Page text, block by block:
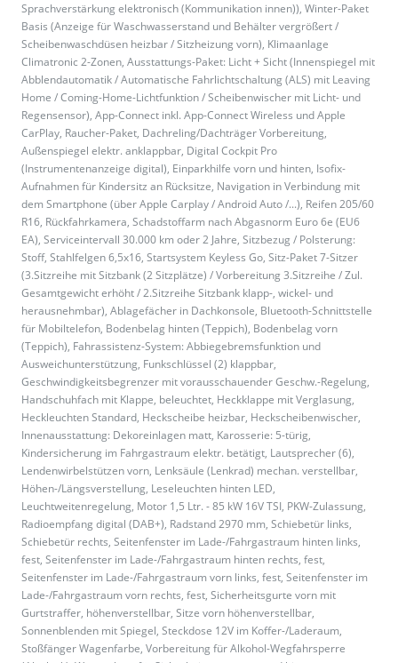
Sprachverstärkung elektronisch (Kommunikation innen)), Winter-Paket
Basis (Anzeige für Waschwasserstand und Behälter vergrößert /
Scheibenwaschdüsen heizbar / Sitzheizung vorn), Klimaanlage
Climatronic 2-Zonen, Ausstattungs-Paket: Licht + Sicht (Innenspiegel mit
Abblendautomatik / Automatische Fahrlichtschaltung (ALS) mit Leaving
Home / Coming-Home-Lichtfunktion / Scheibenwischer mit Licht- und
Regensensor), App-Connect inkl. App-Connect Wireless und Apple
CarPlay, Raucher-Paket, Dachreling/Dachträger Vorbereitung,
Außenspiegel elektr. anklappbar, Digital Cockpit Pro
(Instrumentenanzeige digital), Einparkhilfe vorn und hinten, Isofix-
Aufnahmen für Kindersitz an Rücksitze, Navigation in Verbindung mit
dem Smartphone (über Apple Carplay / Android Auto /...), Reifen 205/60
R16, Rückfahrkamera, Schadstoffarm nach Abgasnorm Euro 6e (EU6
EA), Serviceintervall 30.000 km oder 2 Jahre, Sitzbezug / Polsterung:
Stoff, Stahlfelgen 6,5x16, Startsystem Keyless Go, Sitz-Paket 7-Sitzer
(3.Sitzreihe mit Sitzbank (2 Sitzplätze) / Vorbereitung 3.Sitzreihe / Zul.
Gesamtgewicht erhöht / 2.Sitzreihe Sitzbank klapp-, wickel- und
herausnehmbar), Ablagefächer in Dachkonsole, Bluetooth-Schnittstelle
für Mobiltelefon, Bodenbelag hinten (Teppich), Bodenbelag vorn
(Teppich), Fahrassistenz-System: Abbiegebremsfunktion und
Ausweichunterstützung, Funkschlüssel (2) klappbar,
Geschwindigkeitsbegrenzer mit vorausschauender Geschw.-Regelung,
Handschuhfach mit Klappe, beleuchtet, Heckklappe mit Verglasung,
Heckleuchten Standard, Heckscheibe heizbar, Heckscheibenwischer,
Innenausstattung: Dekoreinlagen matt, Karosserie: 5-türig,
Kindersicherung im Fahrgastraum elektr. betätigt, Lautsprecher (6),
Lendenwirbelstützen vorn, Lenksäule (Lenkrad) mechan. verstellbar,
Höhen-/Längsverstellung, Leseleuchten hinten LED,
Leuchtweitenregelung, Motor 1,5 Ltr. - 85 kW 16V TSI, PKW-Zulassung,
Radioempfang digital (DAB+), Radstand 2970 mm, Schiebetür links,
Schiebetür rechts, Seitenfenster im Lade-/Fahrgastraum hinten links,
fest, Seitenfenster im Lade-/Fahrgastraum hinten rechts, fest,
Seitenfenster im Lade-/Fahrgastraum vorn links, fest, Seitenfenster im
Lade-/Fahrgastraum vorn rechts, fest, Sicherheitsgurte vorn mit
Gurtstraffer, höhenverstellbar, Sitze vorn höhenverstellbar,
Sonnenblenden mit Spiegel, Steckdose 12V im Koffer-/Laderaum,
Stoßfänger Wagenfarbe, Vorbereitung für Alkohol-Wegfahrsperre